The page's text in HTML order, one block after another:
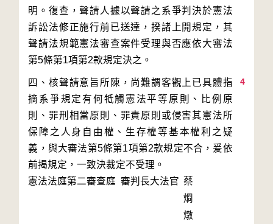
明。復查，聲請人據以聲請之系爭判決於憲法
訴訟法修正施行前已送達，揆諸上開規定，其
聲請法規範憲法審查案件受理與否應依大審法
4
四、核聲請意旨所陳，尚難謂客觀上已具體指
摘系爭規定有何牴觸憲法平等原則、比例原
則、罪刑相當原則、罪責原則或侵害其憲法所
保障之人身自由權、生存權等基本權利之疑
義，與大審法第5條第1項第2款規定不合，爰依
前揭規定，一致決裁定不受理。
憲法法庭第二審查庭 審判長大法官 蔡
烱
燉